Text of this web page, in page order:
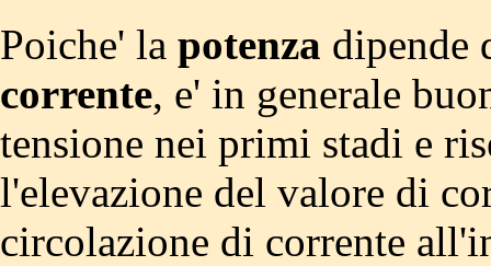
Poiche' la potenza dipende
corrente, e' in generale
tensione nei primi stadi e
l'elevazione del valore di
circolazione di corrente